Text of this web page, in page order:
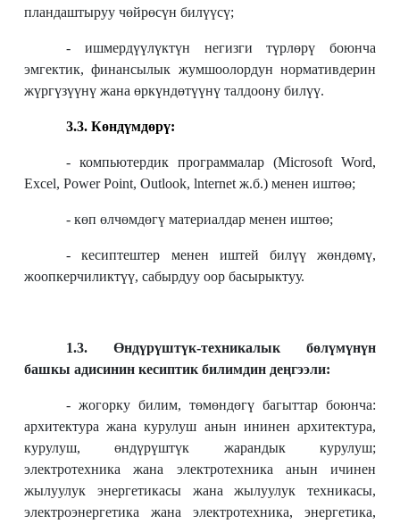
пландаштыруу чөйрөсүн билүүсү;
- ишмердүүлүктүн негизги түрлөрү боюнча
эмгектик, финансылык жумшоолордун нормативдерин
жүргүзүүнү жана өркүндөтүүнү талдоону билүү.
3.3. Көндүмдөрү:
- компьютердик программалар (Microsoft Word,
Excel, Power Point, Outlook, lnternet ж.б.) менен иштөө;
- көп өлчөмдөгү материалдар менен иштөө;
- кесиптештер менен иштей билүү жөндөмү,
жоопкерчиликтүү, сабырдуу оор басырыктуу.
1.3. Өндүрүштүк-техникалык бөлүмүнүн
башкы адисинин кесиптик билимдин деңгээли:
- жогорку билим, төмөндөгү багыттар боюнча:
архитектура жана курулуш анын ининен архитектура,
курулуш, өндүрүштүк жарандык курулуш;
электротехника жана электротехника анын ичинен
жылуулук энергетикасы жана жылуулук техникасы,
электроэнергетика жана электротехника, энергетика,